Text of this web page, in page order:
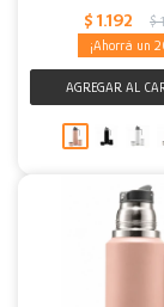
$ 1.192 $